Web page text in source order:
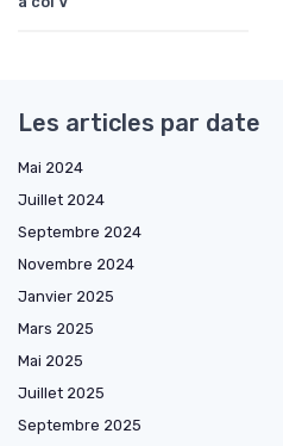
Les articles par date
Mai 2024
Juillet 2024
Septembre 2024
Novembre 2024
Janvier 2025
Mars 2025
Mai 2025
Juillet 2025
Septembre 2025